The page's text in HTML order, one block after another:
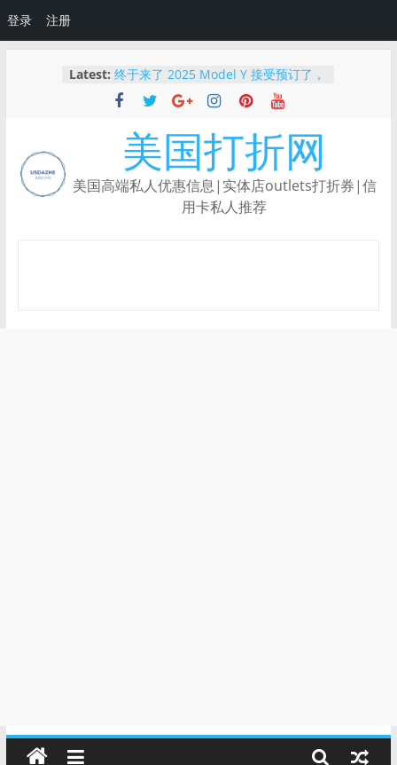
登录 注册
Latest: 终于来了 2025 Model Y 接受预订了，
Tesla最高减$2000刀
2025 最新｜如何免费体验 Tesla 自动
驾驶？使用推荐链接还能领额外优惠！
【限时BUG价】Ulta下单还能叠加
Rakuten返现，新人领$50！
Capital One Shopping：根据你的购
物习惯量身定制的返利神器
💳【重磅新品】Robinhood Gold 信用
美国打折网
美国高端私人优惠信息|实体店outlets打折券|信
用卡私人推荐